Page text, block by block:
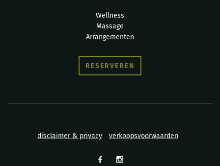
Wellness
Massage
Arrangementen
RESERVEREN
disclaimer & privacy verkoopsvoorwaarden